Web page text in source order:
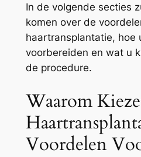
In de volgende secties
komen over de
haartransplantatie, hoe
voorbereiden en wat u
de procedure.
Waarom
Voordelen